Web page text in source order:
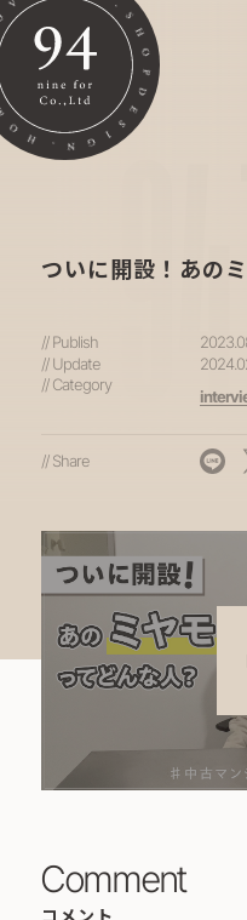
94
ついに開設！あの
// Publish
// Update
// Category
// Share
Comment
コメント